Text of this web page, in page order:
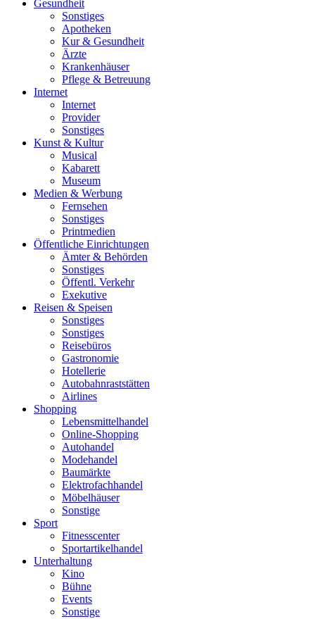
Gesundheit
Sonstiges
Apotheken
Kur & Gesundheit
Ärzte
Krankenhäuser
Pflege & Betreuung
Internet
Internet
Provider
Sonstiges
Kunst & Kultur
Musical
Kabarett
Museum
Medien & Werbung
Fernsehen
Sonstiges
Printmedien
Öffentliche Einrichtungen
Ämter & Behörden
Sonstiges
Öffentl. Verkehr
Exekutive
Reisen & Speisen
Sonstiges
Sonstiges
Reisebüros
Gastronomie
Hotellerie
Autobahnraststätten
Airlines
Shopping
Lebensmittelhandel
Online-Shopping
Autohandel
Modehandel
Baumärkte
Elektrofachhandel
Möbelhäuser
Sonstige
Sport
Fitnesscenter
Sportartikelhandel
Unterhaltung
Kino
Bühne
Events
Sonstige